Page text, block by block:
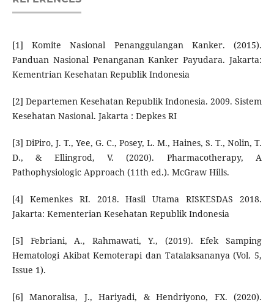
[1] Komite Nasional Penanggulangan Kanker. (2015).
Panduan Nasional Penanganan Kanker Payudara. Jakarta:
Kementrian Kesehatan Republik Indonesia
[2] Departemen Kesehatan Republik Indonesia. 2009. Sistem
Kesehatan Nasional. Jakarta : Depkes RI
[3] DiPiro, J. T., Yee, G. C., Posey, L. M., Haines, S. T., Nolin, T.
D., & Ellingrod, V. (2020). Pharmacotherapy, A
Pathophysiologic Approach (11th ed.). McGraw Hills.
[4] Kemenkes RI. 2018. Hasil Utama RISKESDAS 2018.
Jakarta: Kementerian Kesehatan Republik Indonesia
[5] Febriani, A., Rahmawati, Y., (2019). Efek Samping
Hematologi Akibat Kemoterapi dan Tatalaksananya (Vol. 5,
Issue 1).
[6] Manoralisa, J., Hariyadi, & Hendriyono, FX. (2020).